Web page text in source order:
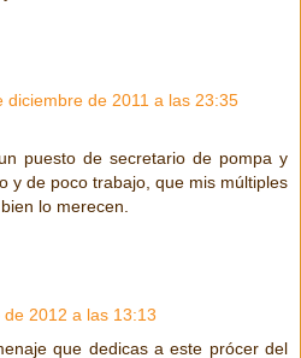
diciembre de 2011 a las 23:35
puesto de secretario de pompa y
y de poco trabajo, que mis múltiples
lo merecen.
2012 a las 13:13
que dedicas a este prócer del